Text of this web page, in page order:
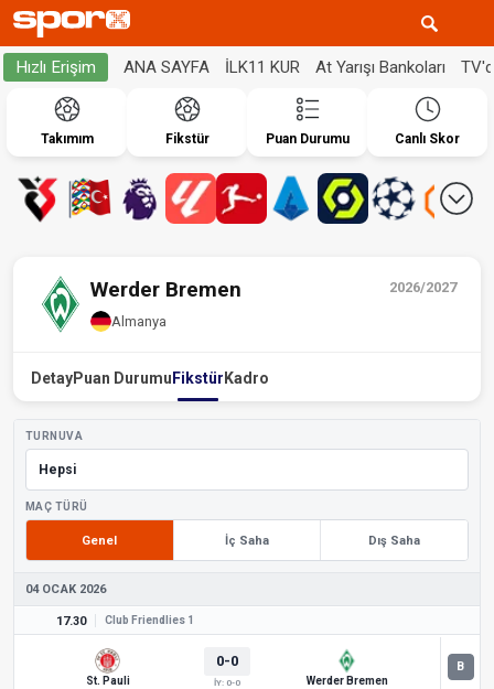
Hızlı Erişim ANA SAYFA İLK11 KUR At Yarışı Bankoları
Takımım Fikstür Puan Durumu Canlı Skor
2026/2027
Werder Bremen
Almanya
DetayPuan Durumu Fikstür Kadro
TURNUVA
MAÇ TÜRÜ
Genel İç Saha Dış Saha
04 OCAK 2026
17.30 Club Friendlies 1
St. Pauli
0-0
İY: 0-0 Werder Bremen